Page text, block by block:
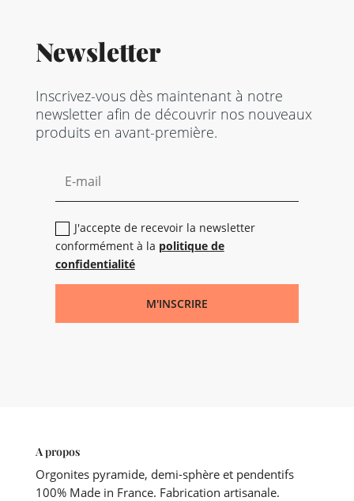
Newsletter
Inscrivez-vous dès maintenant à notre
newsletter afin de découvrir nos nouveaux
produits en avant-première.
J'accepte de recevoir la newsletter
conformément à la politique de
confidentialité
M'INSCRIRE
A propos
Orgonites pyramide, demi-sphère et pendentifs
100% Made in France. Fabrication artisanale.